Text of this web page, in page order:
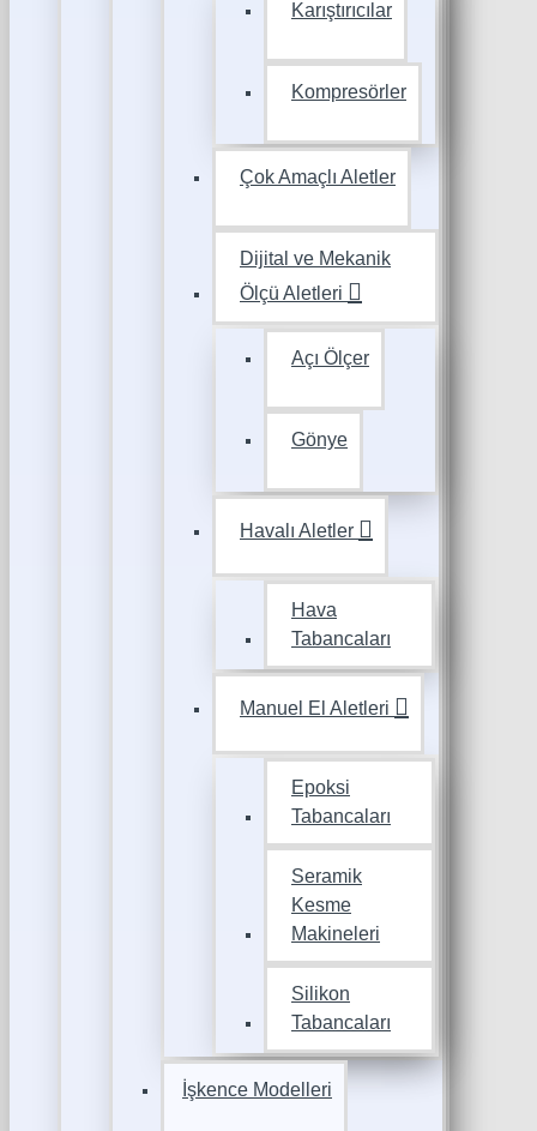
Karıştırıcılar
Kompresörler
Çok Amaçlı Aletler
Dijital ve Mekanik
Ölçü Aletleri
Açı Ölçer
Gönye
Havalı Aletler
Hava
Tabancaları
Manuel El Aletleri
Epoksi
Tabancaları
Seramik
Kesme
Makineleri
Silikon
Tabancaları
İşkence Modelleri